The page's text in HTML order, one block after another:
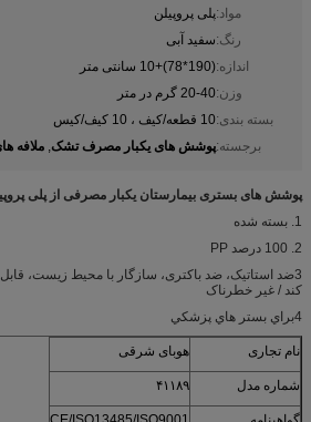
مواد:پلی پروپیلن
رنگ:سفید آبی
اندازه:(190*78)+10 سانتی متر
وزن:20-40 گرم در متر
بسته بندی:10 قطعه/کیف ، 10 کیف/کیس
برجسته:پوشش های یکبار مصرف تشک, ملافه
پوشش های بستری بیمارستان یکبار مصرفی از پلی
1. بسته شده
2. 100 درصد PP
3ضد استاتیک، ضد باکتری، سازگار با محیط زیست،
کند / غیر خطرناک
4براي بستر هاي پزشکي
نام تجاری هوبای شرقی
شماره مدل ۴۱۱۸۹